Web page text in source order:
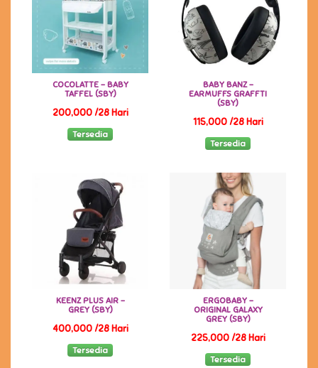
COCOLATTE - BABY
TAFFEL (SBY)
200,000 /28 Hari
Tersedia
BABY BANZ -
EARMUFFS GRAFFTI
(SBY)
115,000 /28 Hari
Tersedia
KEENZ PLUS AIR -
GREY (SBY)
400,000 /28 Hari
Tersedia
ERGOBABY -
ORIGINAL GALAXY
GREY (SBY)
225,000 /28 Hari
Tersedia